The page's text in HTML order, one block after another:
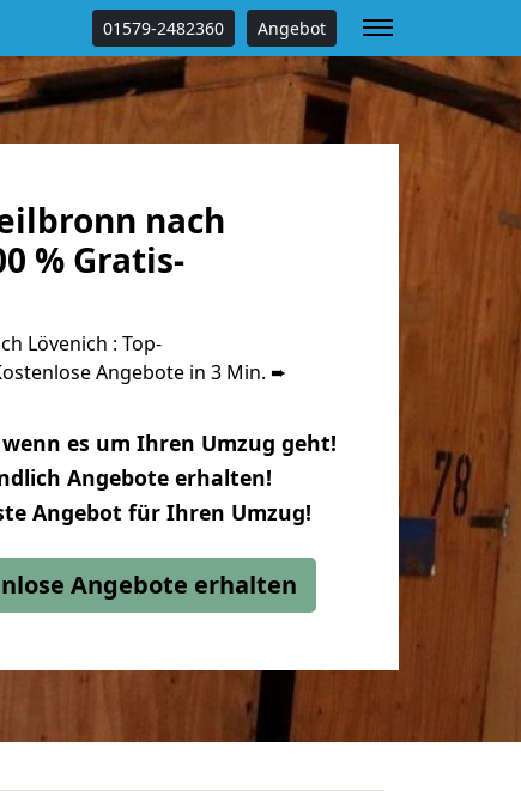
01579-2482360 Angebot
nach
% Gratis-
Lövenich : Top-
Angebote in 3 Min. ➨
es um Ihren Umzug geht!
Angebote erhalten!
Angebot für Ihren Umzug!
Angebote erhalten